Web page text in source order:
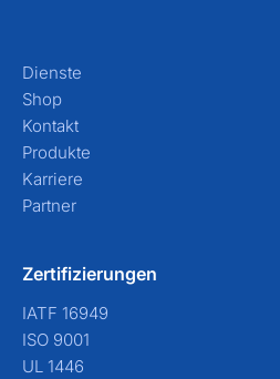
Dienste
Shop
Kontakt
Produkte
Karriere
Partner
Zertifizierungen
IATF 16949
ISO 9001
UL 1446